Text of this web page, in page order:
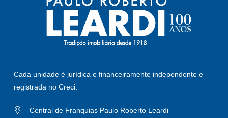
Cada unidade é jurídica e financeiramente independente e
registrada no Creci.
Central de Franquias Paulo Roberto Leardi